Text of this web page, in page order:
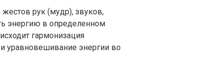
рук (мудр), звуков,
энергию в определенном
гармонизация
уравновешивание энергии во